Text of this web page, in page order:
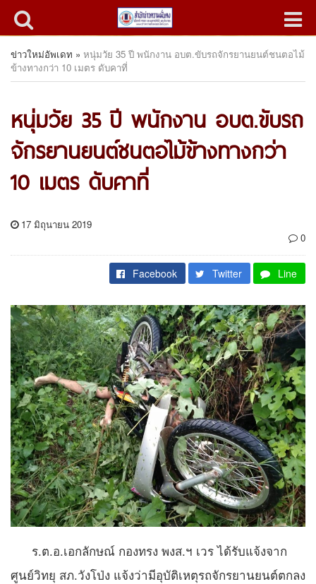
ข่าวใหม่อัพเดท » หนุ่มวัย 35 ปี พนักงาน อบต.ขับรถจักรยานยนต์ชนตอไม้
ข้างทางกว่า 10 เมตร ดับคาที่
หนุ่มวัย 35 ปี พนักงาน อบต.ขับรถ
จักรยานยนต์ชนตอไม้ข้างทางกว่า
10 เมตร ดับคาที่
17 มิถุนายน 2019
0
Facebook Twitter Line
ร.ต.อ.เอกลักษณ์ กองทรง พงส.ฯ เวร ได้รับแจ้งจาก
ศูนย์วิทยุ สภ.วังโป่ง แจ้งว่ามีอุบัติเหตุรถจักรยานยนต์ตกลง